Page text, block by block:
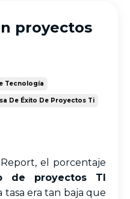
proyectos
Tecnología
De Éxito De Proyectos Ti
el porcentaje
de proyectos TI
era tan baja que